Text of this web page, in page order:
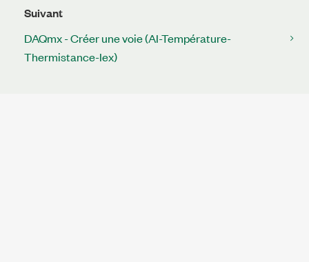
Suivant
DAQmx - Créer une voie (AI-Température-
Thermistance-Iex)